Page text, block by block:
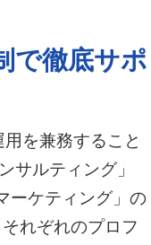
で徹底サポ
を兼務すること
サルティング」
ーケティング」の
れぞれのプロフ